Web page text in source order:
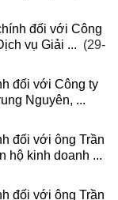
đối với Công
vụ Giải ... (29-
đối với Công ty
Nguyên, ...
đối với ông Trần
hộ kinh doanh ...
đối với ông Trần